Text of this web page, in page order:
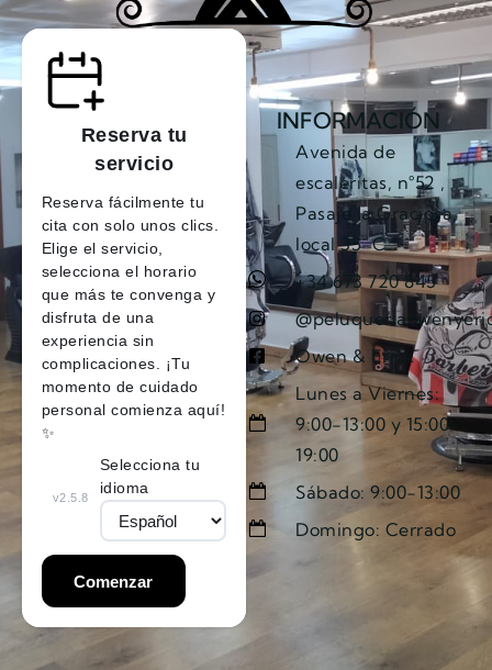
INFORMACIÓN
Avenida de
escaleritas, n°52 ,
Pasaje la Graciosa,
local 35-C
+34 673 720 845
Owen & Erick
Lunes a Viernes:
9:00-13:00 y 15:00-
19:00
Sábado: 9:00-13:00
Domingo: Cerrado